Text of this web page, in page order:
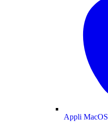
Appli MacOS